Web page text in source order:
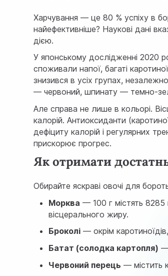
Харчування — це 80 % успіху в
найефективніше? Наукові дані
дією.
Уяпонському дослідженні 2020
споживали напої, багаті
знизився в усіх групах,
— червоний, шпинату — темно-
Але справа не лише в кольорі.
калорій. Антиоксиданти
дефіциту калорій і регулярних
прискорює прогрес.
Як отримати
Обирайте яскраві овочі для
Морква — 100 г містять
вісцерального жиру.
Броколі — окрім
Батат (солодка картопля) —
Червоний перець — містить